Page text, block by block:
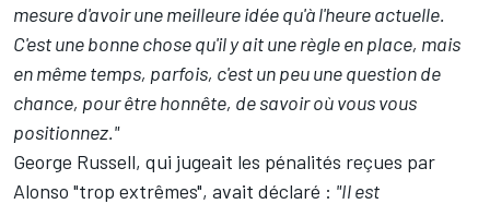
mesure d'avoir une meilleure idée qu'à l'heure actuelle.
C'est une bonne chose qu'il y ait une règle en place, mais
en même temps, parfois, c'est un peu une question de
chance, pour être honnête, de savoir où vous vous
positionnez."
George Russell, qui jugeait les pénalités reçues par
Alonso "trop extrêmes", avait déclaré : "Il est